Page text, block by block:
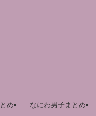
め なにわ男子まとめ